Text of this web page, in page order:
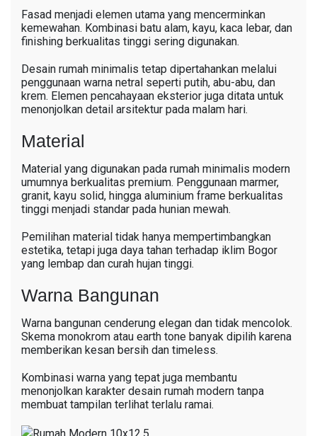
Fasad menjadi elemen utama yang mencerminkan
kemewahan. Kombinasi batu alam, kayu, kaca lebar, dan
finishing berkualitas tinggi sering digunakan.
Desain rumah minimalis tetap dipertahankan melalui
penggunaan warna netral seperti putih, abu-abu, dan
krem. Elemen pencahayaan eksterior juga ditata untuk
menonjolkan detail arsitektur pada malam hari.
Material
Material yang digunakan pada rumah minimalis modern
umumnya berkualitas premium. Penggunaan marmer,
granit, kayu solid, hingga aluminium frame berkualitas
tinggi menjadi standar pada hunian mewah.
Pemilihan material tidak hanya mempertimbangkan
estetika, tetapi juga daya tahan terhadap iklim Bogor
yang lembap dan curah hujan tinggi.
Warna Bangunan
Warna bangunan cenderung elegan dan tidak mencolok.
Skema monokrom atau earth tone banyak dipilih karena
memberikan kesan bersih dan timeless.
Kombinasi warna yang tepat juga membantu
menonjolkan karakter desain rumah modern tanpa
membuat tampilan terlihat terlalu ramai.